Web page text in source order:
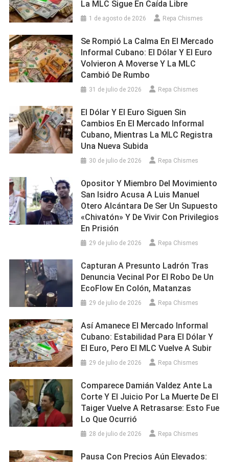
La MLC Sigue En Caída Libre
1 de agosto de 2026 Repa Chismes
Se Rompió La Calma En El Mercado
Informal Cubano: El Dólar Y El Euro
Volvieron A Moverse Y La MLC
Cambió De Rumbo
31 de julio de 2026 Repa Chismes
El Dólar Y El Euro Siguen Sin
Cambios En El Mercado Informal
Cubano, Mientras La MLC Registra
Una Nueva Subida
30 de julio de 2026 Repa Chismes
Opositor Y Miembro Del Movimiento
San Isidro Acusa A Luis Manuel
Otero Alcántara De Ser Un Supuesto
«chivatón» Y De Vivir Con Privilegios
En Prisión
29 de julio de 2026 Repa Chismes
Capturan A Presunto Ladrón Tras
Denuncia Vecinal Por El Robo De Un
EcoFlow En Colón, Matanzas
29 de julio de 2026 Repa Chismes
Así Amanece El Mercado Informal
Cubano: Estabilidad Para El Dólar Y
El Euro, Pero El MLC Vuelve A Subir
29 de julio de 2026 Repa Chismes
Comparece Damián Valdez Ante La
Corte Y El Juicio Por La Muerte De El
Taiger Vuelve A Retrasarse: Esto Fue
Lo Que Ocurrió
28 de julio de 2026 Repa Chismes
Pausa Con Precios Aún Elevados: